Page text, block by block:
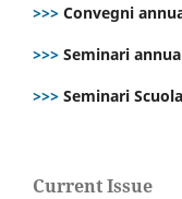
>>> Convegni
>>> Seminari
>>> Seminari Scuola
Current Issue